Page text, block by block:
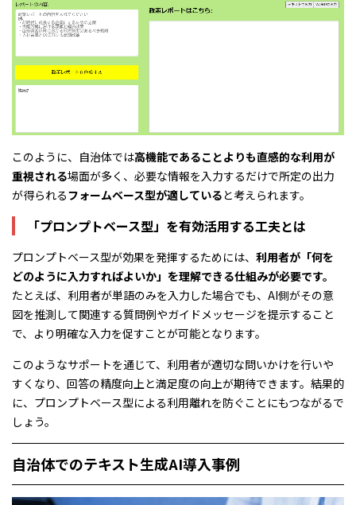
このように、自治体では高機能であることよりも直感的な利用が
重視される場面が多く、必要な情報を入力するだけで所定の出力
が得られるフォームベース型が適していると考えられます。
「プロンプトベース型」を有効活用する工夫とは
プロンプトベース型が効果を発揮するためには、 利用者が「何を
どのように入力すればよいか」を理解できる仕組みが必要です。
たとえば、利用者が単語のみを入力した場合でも、AI側がその意
図を推測して関連する質問例やガイドメッセージを提示すること
で、より明確な入力を促すことが可能となります。
このようなサポートを通じて、利用者が適切な問いかけを行いや
すくなり、回答の精度向上と満足度の向上が期待できます。結果的
に、プロンプトベース型による利用離れを防ぐことにもつながるで
しょう。
自治体でのテキスト生成AI導入事例